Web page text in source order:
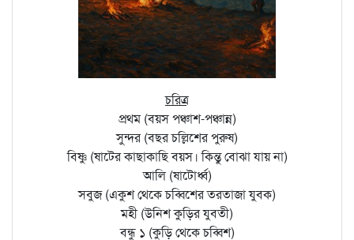
চরিত্র
প্রথম (বয়স পঞ্চাশ-পঞ্চান্ন)
সুন্দর (বছর চল্লিশের পুরুষ)
বিষ্ণু (ষাটের কাছাকাছি বয়স। কিন্তু বোঝা যায় না)
আলি (ষাটোর্ধ্ব)
সবুজ (একুশ থেকে চব্বিশের তরতাজা যুবক)
মহী (উনিশ কুড়ির যুবতী)
বন্ধু ১ (কুড়ি থেকে চব্বিশ)